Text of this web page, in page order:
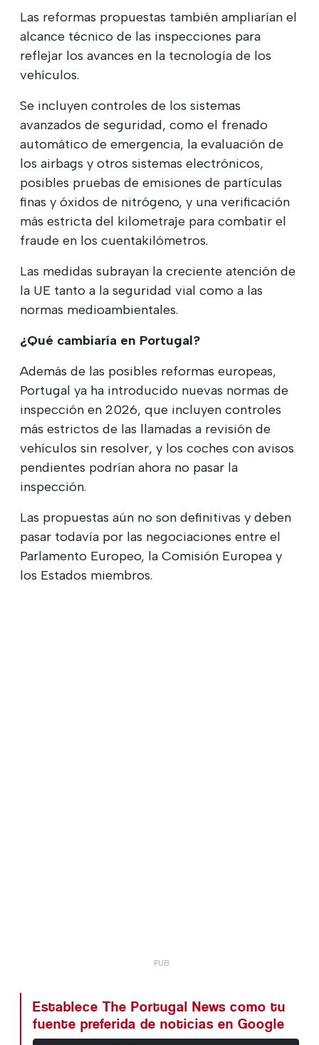
Las reformas propuestas también ampliarían el
alcance técnico de las inspecciones para
reflejar los avances en la tecnología de los
vehículos.
Se incluyen controles de los sistemas
avanzados de seguridad, como el frenado
automático de emergencia, la evaluación de
los airbags y otros sistemas electrónicos,
posibles pruebas de emisiones de partículas
finas y óxidos de nitrógeno, y una verificación
más estricta del kilometraje para combatir el
fraude en los cuentakilómetros.
Las medidas subrayan la creciente atención de
la UE tanto a la seguridad vial como a las
normas medioambientales.
¿Qué cambiaría en Portugal?
Además de las posibles reformas europeas,
Portugal ya ha introducido nuevas normas de
inspección en 2026, que incluyen controles
más estrictos de las llamadas a revisión de
vehículos sin resolver, y los coches con avisos
pendientes podrían ahora no pasar la
inspección.
Las propuestas aún no son definitivas y deben
pasar todavía por las negociaciones entre el
Parlamento Europeo, la Comisión Europea y
los Estados miembros.
Establece The Portugal News como tu
fuente preferida de noticias en Google